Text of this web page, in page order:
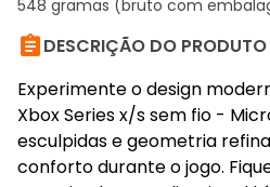
548 gramas (bruto com
DESCRIÇÃO DO PRODUTO
Experimente o design
Xbox Series x/s sem fio -
esculpidas e geometria
conforto durante o jogo.